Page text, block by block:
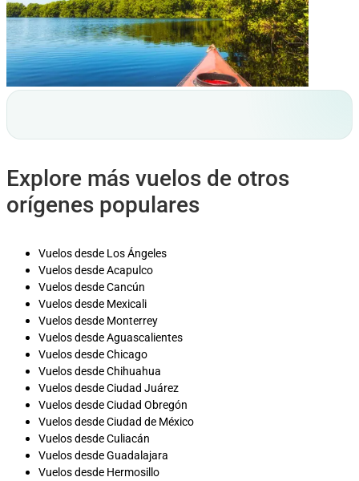
Explore más vuelos de otros
orígenes populares
Vuelos desde Los Ángeles
Vuelos desde Acapulco
Vuelos desde Cancún
Vuelos desde Mexicali
Vuelos desde Monterrey
Vuelos desde Aguascalientes
Vuelos desde Chicago
Vuelos desde Chihuahua
Vuelos desde Ciudad Juárez
Vuelos desde Ciudad Obregón
Vuelos desde Ciudad de México
Vuelos desde Culiacán
Vuelos desde Guadalajara
Vuelos desde Hermosillo